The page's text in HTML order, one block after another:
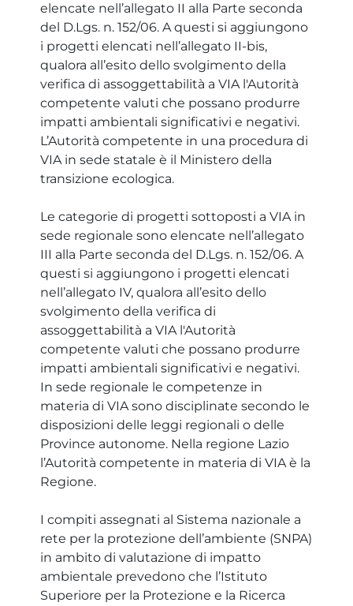
elencate nell’allegato II alla Parte seconda
del D.Lgs. n. 152/06. A questi si aggiungono
i progetti elencati nell’allegato II-bis,
qualora all’esito dello svolgimento della
verifica di assoggettabilità a VIA l'Autorità
competente valuti che possano produrre
impatti ambientali significativi e negativi.
L’Autorità competente in una procedura di
VIA in sede statale è il Ministero della
transizione ecologica.
Le categorie di progetti sottoposti a VIA in
sede regionale sono elencate nell’allegato
III alla Parte seconda del D.Lgs. n. 152/06. A
questi si aggiungono i progetti elencati
nell’allegato IV, qualora all’esito dello
svolgimento della verifica di
assoggettabilità a VIA l'Autorità
competente valuti che possano produrre
impatti ambientali significativi e negativi.
In sede regionale le competenze in
materia di VIA sono disciplinate secondo le
disposizioni delle leggi regionali o delle
Province autonome. Nella regione Lazio
l’Autorità competente in materia di VIA è la
Regione.
I compiti assegnati al Sistema nazionale a
rete per la protezione dell’ambiente (SNPA)
in ambito di valutazione di impatto
ambientale prevedono che l’Istituto
Superiore per la Protezione e la Ricerca